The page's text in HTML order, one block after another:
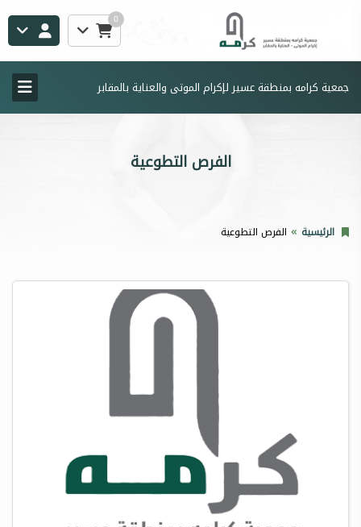
0
جمعية كرامه بمنطقة عسير لإكرام الموتى والعناية بالمقابر
الفرص التطوعية
الرئيسية الفرص التطوعية